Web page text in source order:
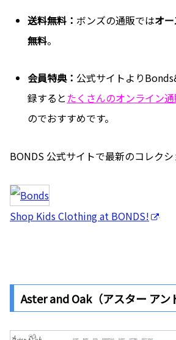
送料無料： ボンズの通販ではオ
無料。
会員特典： 公式サイトより
録すると たくさんのオンライン
のでおすすめです。
BONDS 公式サイトで最新のコレクシ
Shop Kids Clothing at BONDS!
Aster and Oak（アスター アン